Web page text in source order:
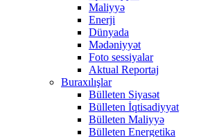
Maliyyə
Enerji
Dünyada
Mədəniyyət
Foto sessiyalar
Aktual Reportaj
Buraxılışlar
Bülleten Siyasət
Bülleten İqtisadiyyat
Bülleten Maliyyə
Bülleten Energetika